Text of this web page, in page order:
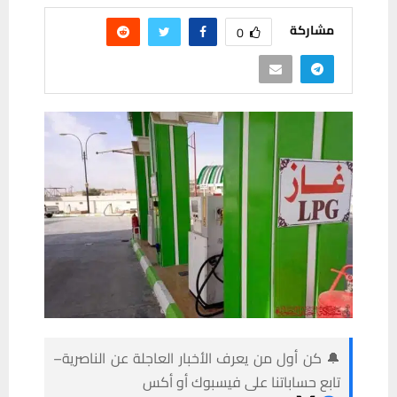
مشاركة 0
🔔 كن أول من يعرف الأخبار العاجلة عن الناصرية–
تابع حساباتنا على فيسبوك أو أكس